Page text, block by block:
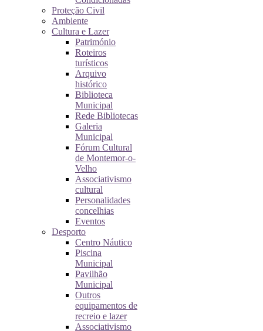
Proteção Civil
Ambiente
Cultura e Lazer
Património
Roteiros
turísticos
Arquivo
histórico
Biblioteca
Municipal
Rede Bibliotecas
Galeria
Municipal
Fórum Cultural
de Montemor-o-
Velho
Associativismo
cultural
Personalidades
concelhias
Eventos
Desporto
Centro Náutico
Piscina
Municipal
Pavilhão
Municipal
Outros
equipamentos de
recreio e lazer
Associativismo